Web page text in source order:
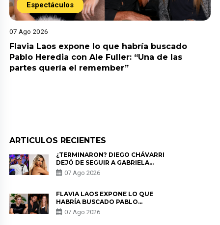
Espectáculos
07 Ago 2026
Flavia Laos expone lo que habría buscado
Pablo Heredia con Ale Fuller: “Una de las
partes quería el remember”
ARTICULOS RECIENTES
¿TERMINARON? DIEGO CHÁVARRI
DEJÓ DE SEGUIR A GABRIELA
HERRERA Y ANUNCIA SU SALIDA
DE PÓDCAST
07 Ago 2026
FLAVIA LAOS EXPONE LO QUE
HABRÍA BUSCADO PABLO
HEREDIA CON ALE FULLER: “UNA
DE LAS PARTES QUERÍA EL
07 Ago 2026